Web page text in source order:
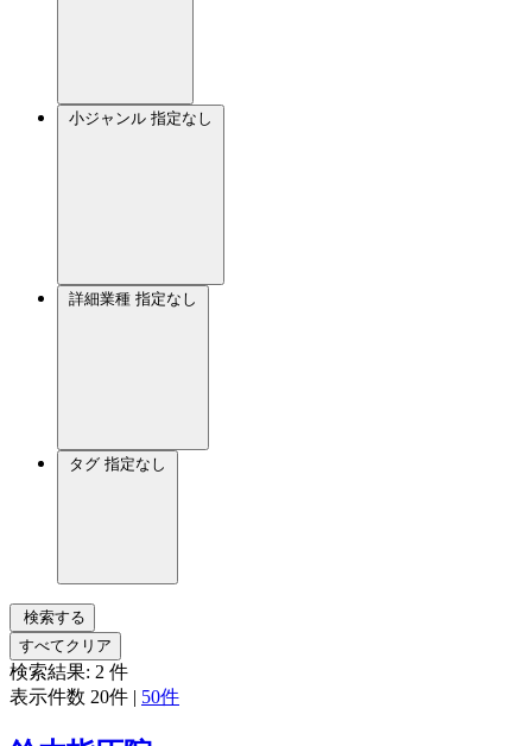
小ジャンル 指定なし
詳細業種 指定なし
タグ 指定なし
検索する
すべてクリア
検索結果: 2 件
表示件数 20件 | 50件